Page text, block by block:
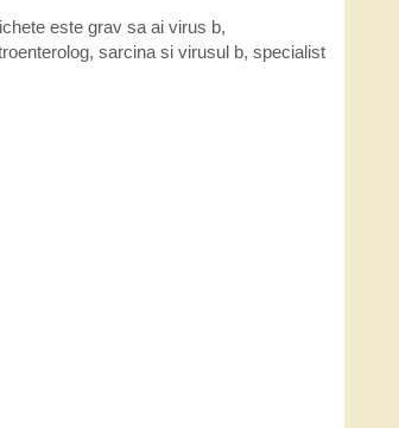
este grav sa ai virus b,
, sarcina si virusul b, specialist